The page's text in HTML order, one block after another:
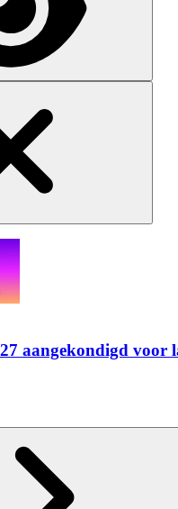
aangekondigd voor